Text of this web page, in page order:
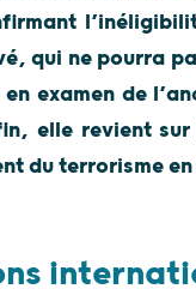
qui ne pourra
examen de
elle revient
du terrorisme en